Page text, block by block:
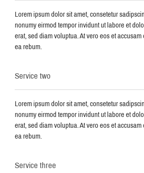
Lorem ipsum dolor sit amet, consetetur
nonumy eirmod tempor invidunt ut labore et
erat, sed diam voluptua. At vero eos et
ea rebum.
Service two
Lorem ipsum dolor sit amet, consetetur
nonumy eirmod tempor invidunt ut labore et
erat, sed diam voluptua. At vero eos et
ea rebum.
Service three